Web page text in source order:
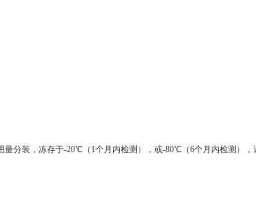
分装，冻存于-20℃（1个月内检测），或-80℃（6个月内检测），